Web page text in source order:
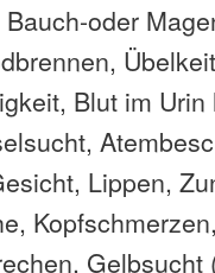
oder
Blut im
Lippen,
Gelbsucht